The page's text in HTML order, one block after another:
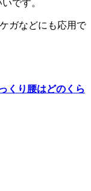
です。
ガなどにも応用で
くり腰はどのくら